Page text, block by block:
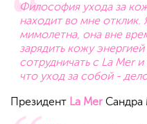
Философия ухода за
находит во мне
мимолетна, она вне
зарядить кожу
сотрудничать с La Mer
что уход за собой -
Президент La Mer Сандра